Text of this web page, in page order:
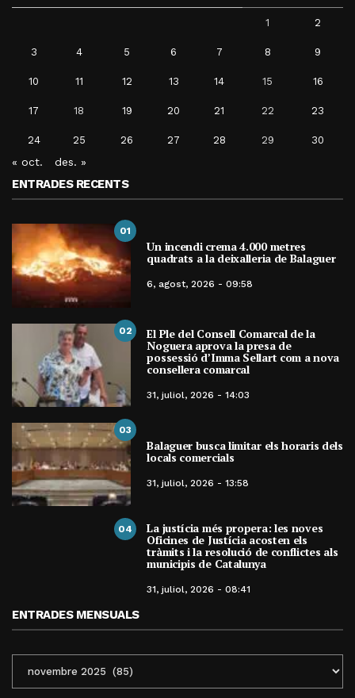
1 2
3 4 5 6 7 8 9
10 11 12 13 14 15 16
17 18 19 20 21 22 23
24 25 26 27 28 29 30
« oct. des. »
ENTRADES RECENTS
01
Un incendi crema 4.000 metres
quadrats a la deixalleria de Balaguer
6, agost, 2026 - 09:58
02 El Ple del Consell Comarcal de la
Noguera aprova la presa de
possessió d’Imma Sellart com a nova
consellera comarcal
31, juliol, 2026 - 14:03
03
Balaguer busca limitar els horaris dels
locals comercials
31, juliol, 2026 - 13:58
04 La justícia més propera: les noves
Oficines de Justícia acosten els
tràmits i la resolució de conflictes als
municipis de Catalunya
31, juliol, 2026 - 08:41
ENTRADES MENSUALS
MENSUALS